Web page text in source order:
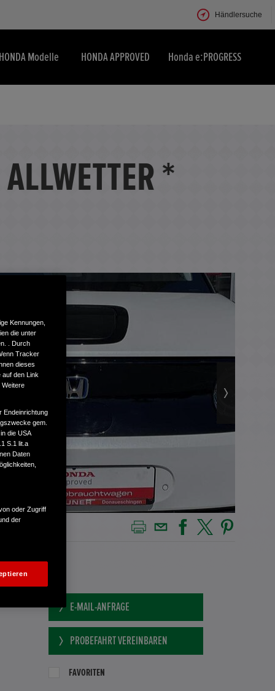
Händlersuche
Modelle HONDA APPROVED Honda e:PROGRESS
*
E-MAIL-ANFRAGE
PROBEFAHRT VEREINBAREN
FAVORITEN
Kennungen,
die unter
. Durch
Tracker
dieses
auf den Link
Weitere
Endeinrichtung
gem.
die USA
S.1 lit.a
Daten
oder Zugriff
der